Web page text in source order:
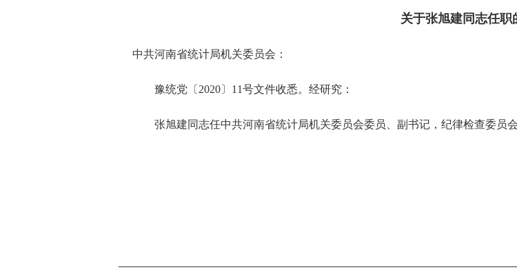
关于张旭建同志任职
中共河南省统计局机关委员会：
豫统党〔2020〕11号文件收悉。经研究：
张旭建同志任中共河南省统计局机关委员会委员、副书记，纪律检查委员会